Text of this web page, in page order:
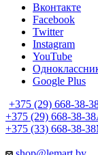
Вконтакте
Facebook
Twitter
Instagram
YouTube
Google Plus
+375 (29) 668-38-
+375 (29) 668-38-38
+375 (33) 668-38-38